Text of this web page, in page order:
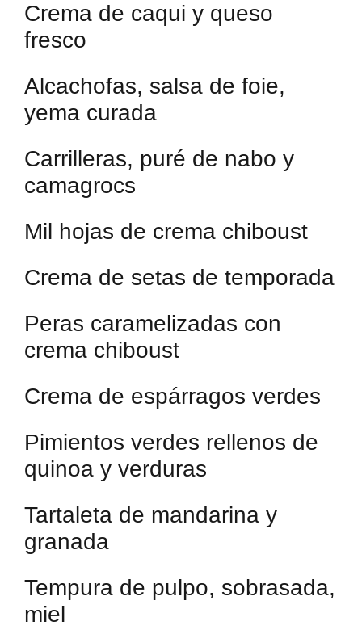
Crema de caqui y queso
fresco
Alcachofas, salsa de foie,
yema curada
Carrilleras, puré de nabo y
camagrocs
Mil hojas de crema chiboust
Crema de setas de temporada
Peras caramelizadas con
crema chiboust
Crema de espárragos verdes
Pimientos verdes rellenos de
quinoa y verduras
Tartaleta de mandarina y
granada
Tempura de pulpo, sobrasada,
miel